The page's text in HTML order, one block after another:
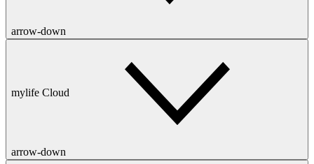
arrow-down
mylife Cloud
arrow-down